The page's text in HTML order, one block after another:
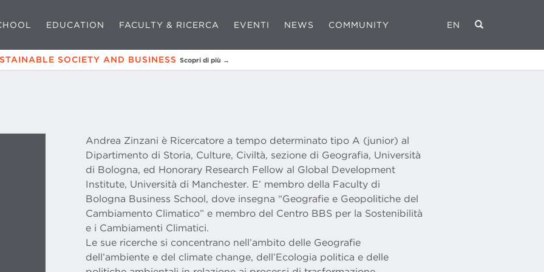
EDUCATION FACULTY & RICERCA EVENTI NEWS COMMUNITY EN
SOCIETY AND BUSINESS Scopri di più →
Andrea Zinzani è Ricercatore a tempo determinato tipo A (junior) al
Dipartimento di Storia, Culture, Civiltà, sezione di Geografia, Università
di Bologna, ed Honorary Research Fellow al Global Development
Institute, Università di Manchester. E’ membro della Faculty di
Bologna Business School, dove insegna “Geografie e Geopolitiche del
Cambiamento Climatico” e membro del Centro BBS per la Sostenibilità
e i Cambiamenti Climatici.
Le sue ricerche si concentrano nell’ambito delle Geografie
dell’ambiente e del climate change, dell’Ecologia politica e delle